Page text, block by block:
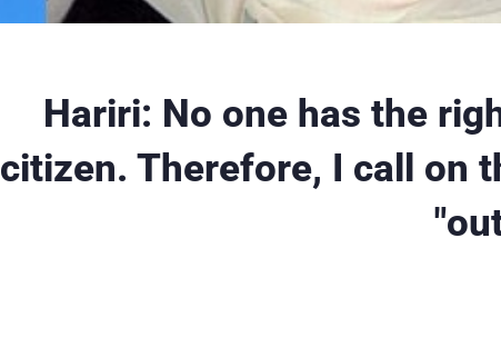
Hariri: No one has the
citizen. Therefore, I call on